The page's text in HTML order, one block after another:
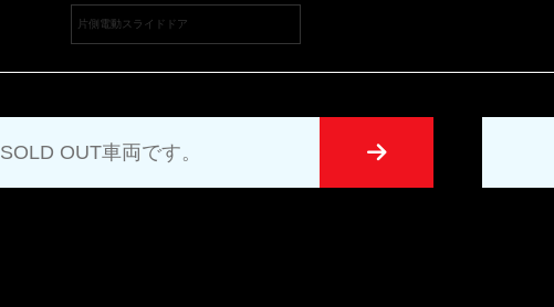
片側電動スライドドア
SOLD OUT車両です。